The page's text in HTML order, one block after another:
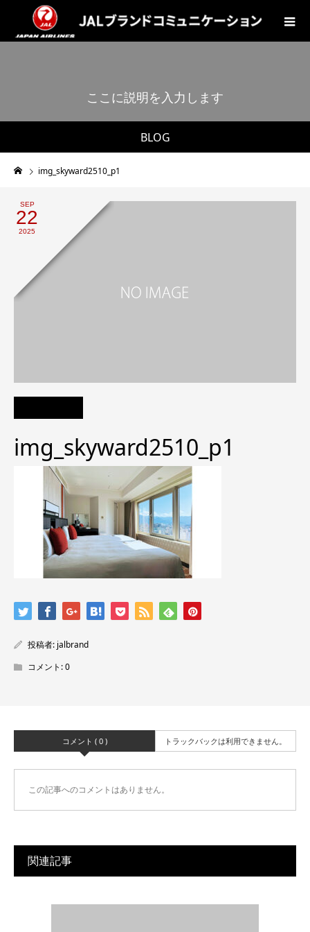
BLOG
ここに説明を入力し ます。
img_skyward2510_p1
SEP
22
2025
img_skyward2510_p1
投稿者: jalbrand
コメント:0
コメント ( 0 ) トラックバックは利用できません。
この記事へのコメントはありません。
関連記事